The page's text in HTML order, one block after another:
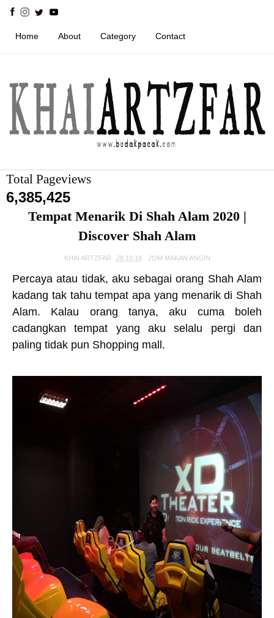
Home About Category Contact
Total Pageviews
6,385,425
Tempat Menarik Di Shah Alam 2020 |
Discover Shah Alam
KHAI ARTZFAR 28.10.19 JOM MAKAN ANGIN
Percaya atau tidak, aku sebagai orang Shah Alam
kadang tak tahu tempat apa yang menarik di Shah
Alam. Kalau orang tanya, aku cuma boleh
cadangkan tempat yang aku selalu pergi dan
paling tidak pun Shopping mall.